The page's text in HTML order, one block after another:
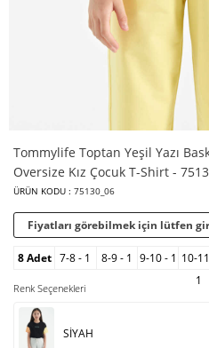
Tommylife Toptan Yeşil Yazı
Oversize Kız Çocuk T-Shirt -
ÜRÜN KODU : 75130_06
Fiyatları görebilmek için lütfen
8 Adet 7-8 - 1 8-9 - 1 9-10 - 1 10-
1
Renk Seçenekleri
SİYAH